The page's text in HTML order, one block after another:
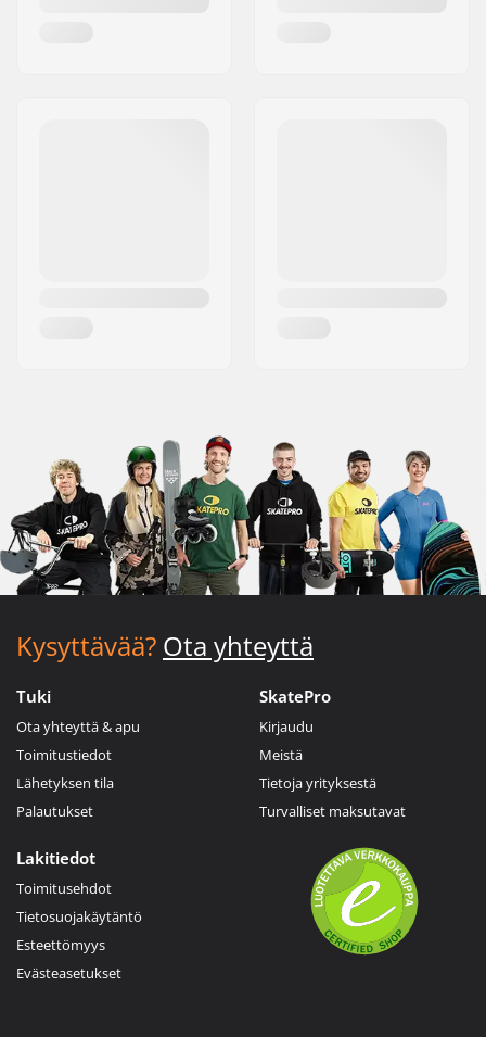
Kysyttävää? Ota yhteyttä
Tuki
Ota yhteyttä & apu
Toimitustiedot
Lähetyksen tila
Palautukset
SkatePro
Kirjaudu
Meistä
Tietoja yrityksestä
Turvalliset maksutavat
Lakitiedot
Toimitusehdot
Tietosuojakäytäntö
Esteettömyys
Evästeasetukset